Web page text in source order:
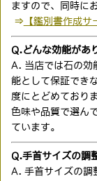
ますので、同時に
⇒ 【鑑別書作成サ
Q.どんな効能があ
A. 当店では石の効
能として保証でき
度にとどめており
色味や品質で選ん
ています。
Q.手首サイズの調
A. 手首サイズの調